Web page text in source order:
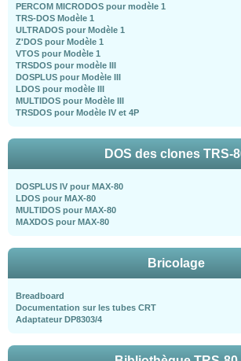
PERCOM MICRODOS pour modèle 1
TRS-DOS Modèle 1
ULTRADOS pour Modèle 1
Z'DOS pour Modèle 1
VTOS pour Modèle 1
TRSDOS pour modèle III
DOSPLUS pour Modèle III
LDOS pour modèle III
MULTIDOS pour Modèle III
TRSDOS pour Modèle IV et 4P
DOS des clones TRS-
DOSPLUS IV pour MAX-80
LDOS pour MAX-80
MULTIDOS pour MAX-80
MAXDOS pour MAX-80
Bricolage
Breadboard
Documentation sur les tubes CRT
Adaptateur DP8303/4